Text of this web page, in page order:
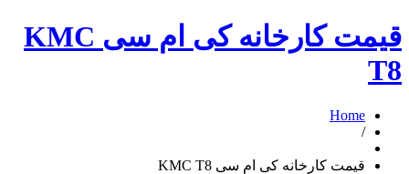
قیمت کارخانه کی ام سی KMC
T8
Home
/
قیمت کارخانه کی ام سی KMC T8